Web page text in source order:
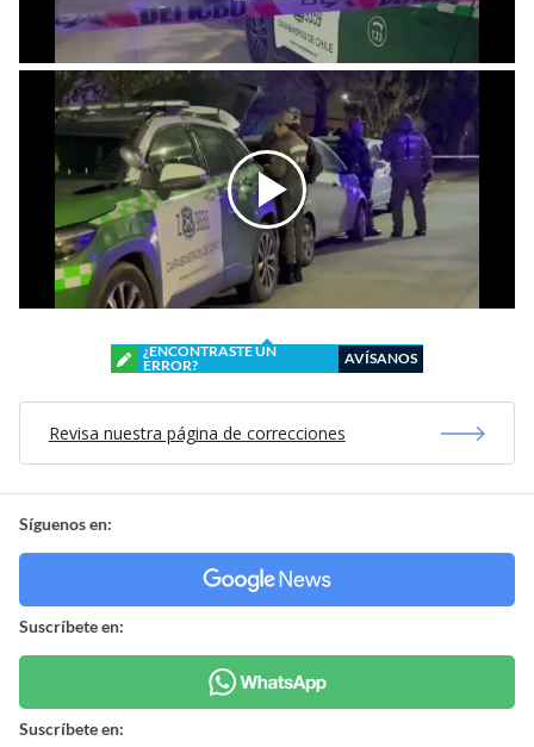
¿ENCONTRASTE UN
ERROR?
AVÍSANOS
Revisa nuestra página de correcciones
Síguenos en:
Suscríbete en:
Suscríbete en: